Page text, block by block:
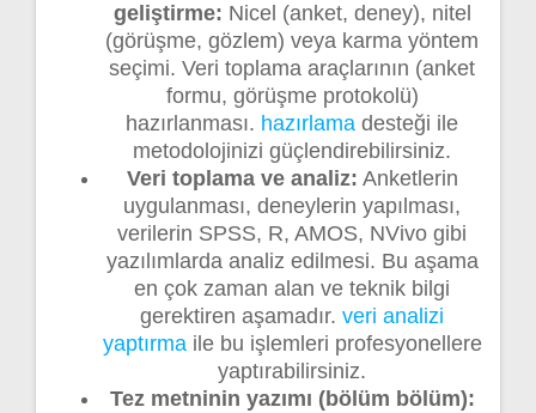
geliştirme: Nicel (anket, deney), nitel
(görüşme, gözlem) veya karma yöntem
seçimi. Veri toplama araçlarının (anket
formu, görüşme protokolü)
hazırlanması. hazırlama desteği ile
metodolojinizi güçlendirebilirsiniz.
Veri toplama ve analiz: Anketlerin
uygulanması, deneylerin yapılması,
verilerin SPSS, R, AMOS, NVivo gibi
yazılımlarda analiz edilmesi. Bu aşama
en çok zaman alan ve teknik bilgi
gerektiren aşamadır. veri analizi
yaptırmaile bu işlemleri profesyonellere
yaptırabilirsiniz.
Tez metninin yazımı (bölüm bölüm):